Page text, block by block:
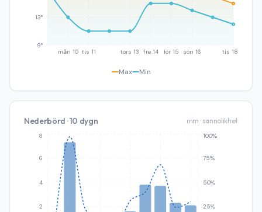
mån 10 tis 11 tors 13 fre 14 lör 15 sön 16 tis 18
9°
13°
Max Min
Nederbörd · 10 dygn mm · sannolikhet
2
4
6
8
25%
50%
75%
100%